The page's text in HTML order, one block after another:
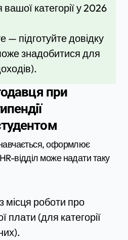
категорії у 2026
підготуйте довідку
знадобитися для
при
оформлює
відділ може надати таку
місця роботи про
плати (для категорії